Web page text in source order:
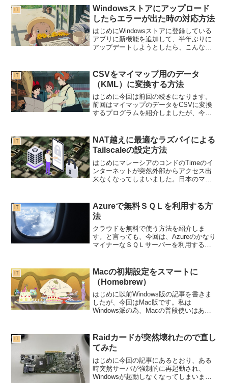
IT
Windowsストアにアップロード
したらエラーが出た時の対応方法
はじめにWindowsストアに登録している
アプリに新機能を追加して、半年ぶりに
アップデートしようとしたら、こんなエ
のパッケージ検証エラーを修正する必要
があります。・パッ...
IT
CSVをマイマップ用のデータ
（KML）に変換する方法
はじめに今回は前回の続きになります。
前回はマイマップのデータをCSVに変換
するプログラムを紹介しましたが、今回
ータを整理した後に、元に戻す時にご利
用くださいませ。...
IT
NAT越えに最適なラズパイによる
Tailscaleの設定方法
はじめにマレーシアのコンドのTimeのイ
ンターネットが突然外部からアクセス出
来なくなってしまいました。日本のマン
えたせいだと思います。外部からアクセ
ス出来なくなるのは困...
IT
Azureで無料ＳＱＬを利用する方
法
クラウドを無料で使う方法を紹介しま
す。と言っても、今回は、Azureのかなり
マイナーなＳＱＬサーバーを利用する方
IT
Macの初期設定をスマートに
（Homebrew）
はじめに以前Windows版の記事を書きま
したが、今回はMac版です。私は
Windows派の為、Macの普段使いはあま
て、記事にさせていただきました。紹介
するのは、超...
IT
Raidカードが突然壊れたので直し
てみた
はじめに今回の記事にあるとおり、ある
時突然サーバが強制的に再起動され、
Windowsが起動しなくなってしまいまし